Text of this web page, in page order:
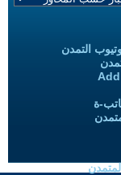
التمدن
ة